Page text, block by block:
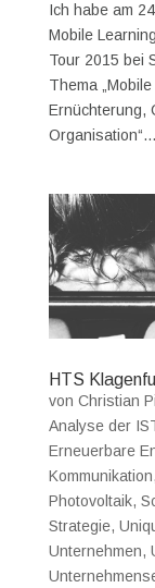
Ich habe am
Mobile
Tour 2015 bei
Thema
Ernüchterung,
Organisation“...
HTS
von Christian
Analyse der
Erneuerbare
Kommunikation,
Photovoltaik,
Strategie,
Unternehmen,